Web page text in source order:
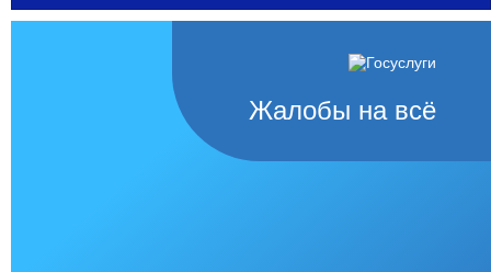
Жалобы на всё